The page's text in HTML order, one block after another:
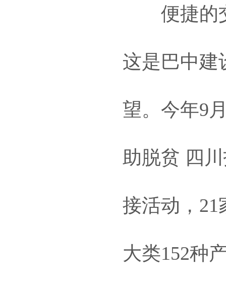
便捷的交
这是巴中建
望。今年9
助脱贫 四
接活动，
大类152种